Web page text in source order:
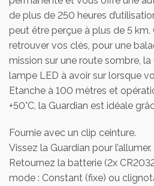
de plus de 250 heures
peut être perçue à plus de 5
retrouver vos clés, pour une
mission sur une route sombre,
lampe LED à avoir sur lorsque
Etanche à 100 mètres et
+50°C, la Guardian est idéale
Fournie avec un clip ceinture.
Vissez la Guardian pour l’allumer.
Retournez la batterie (2x
mode : Constant (fixe) ou